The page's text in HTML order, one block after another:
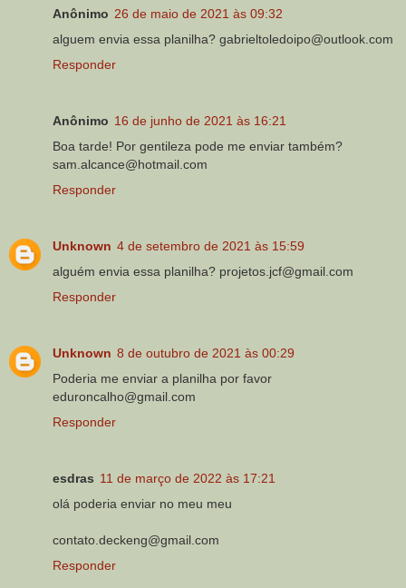
Anônimo 26 de maio de 2021 às 09:32
alguem envia essa planilha? gabrieltoledoipo@outlook.com
Responder
Anônimo 16 de junho de 2021 às 16:21
Boa tarde! Por gentileza pode me enviar também?
sam.alcance@hotmail.com
Responder
Unknown 4 de setembro de 2021 às 15:59
alguém envia essa planilha? projetos.jcf@gmail.com
Responder
Unknown 8 de outubro de 2021 às 00:29
Poderia me enviar a planilha por favor
eduroncalho@gmail.com
Responder
esdras 11 de março de 2022 às 17:21
olá poderia enviar no meu meu
contato.deckeng@gmail.com
Responder